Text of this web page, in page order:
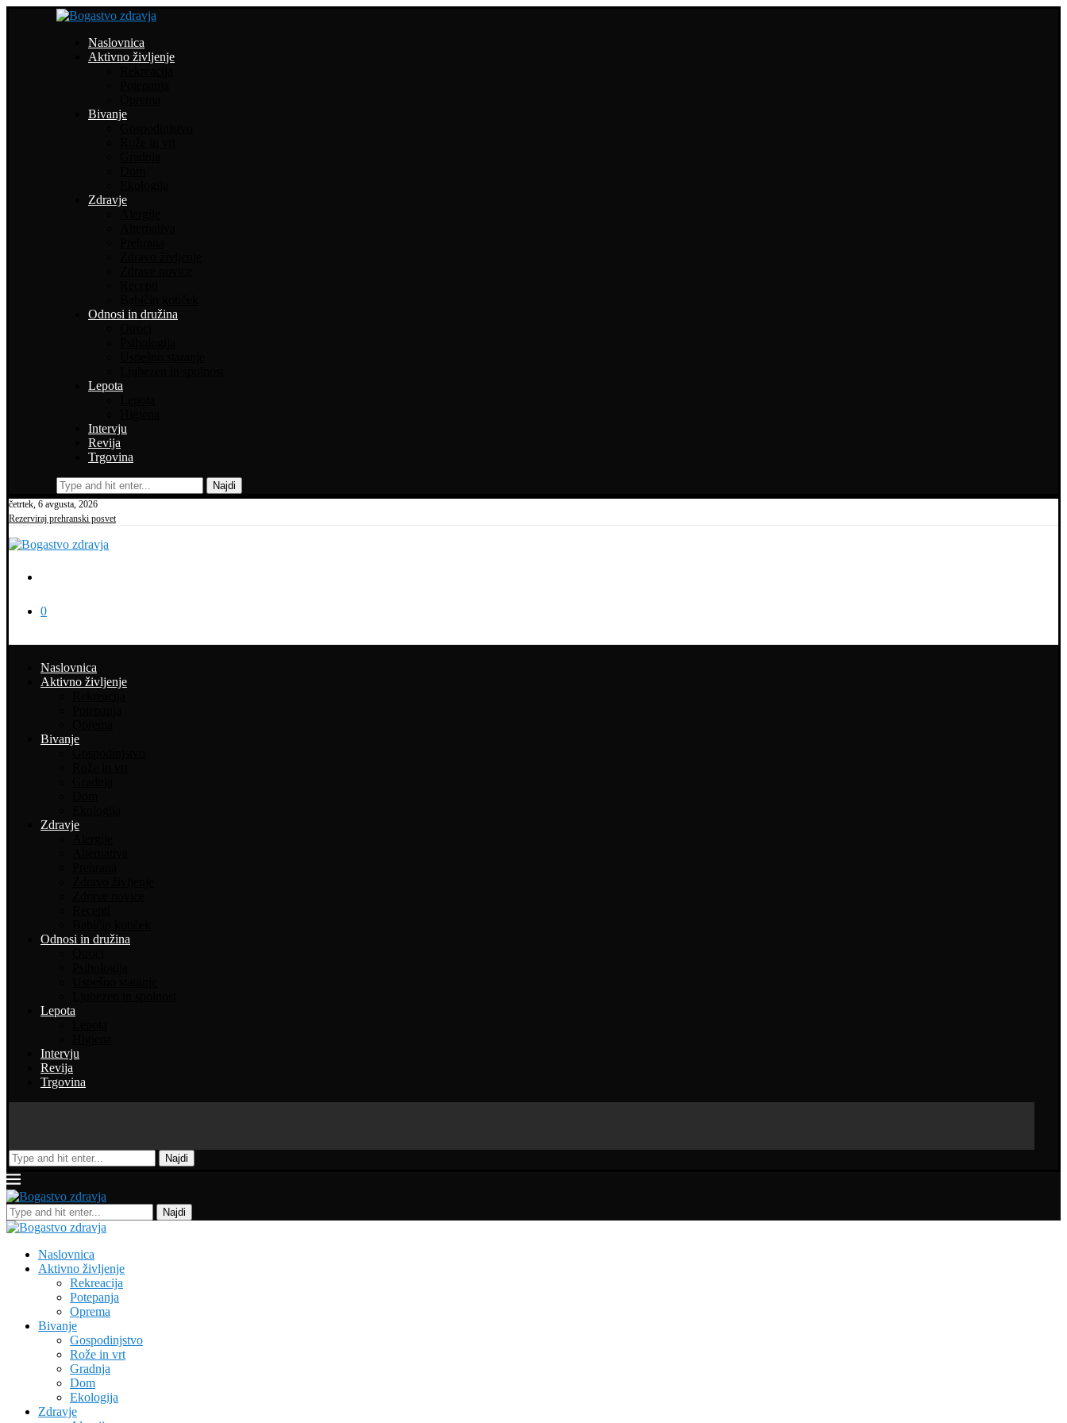
Naslovnica
Aktivno življenje
Bivanje
Zdravje
Odnosi in družina
Lepota
Intervju
Revija
Trgovina
Najdi
četrtek, 6 avgusta, 2026
Rezerviraj prehranski posvet
0
Naslovnica
Aktivno življenje
Bivanje
Zdravje
Odnosi in družina
Lepota
Intervju
Revija
Trgovina
Najdi
Najdi
Naslovnica
Aktivno življenje
Rekreacija
Potepanja
Oprema
Bivanje
Gospodinjstvo
Rože in vrt
Gradnja
Dom
Ekologija
Zdravje